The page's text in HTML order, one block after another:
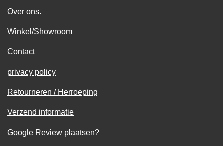
Over ons.
Winkel/Showroom
Contact
privacy policy
Retourneren / Herroeping
Verzend informatie
Google Review plaatsen?